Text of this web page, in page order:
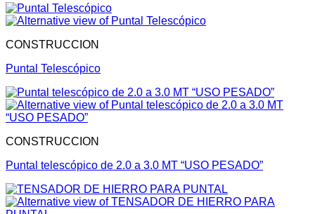
CONSTRUCCION
Puntal Telescópico
CONSTRUCCION
Puntal telescópico de 2.0 a 3.0 MT “USO PESADO”